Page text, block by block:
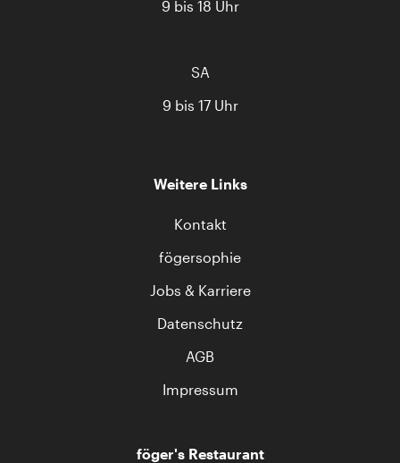
9 bis 18 Uhr
SA
9 bis 17 Uhr
Weitere Links
Kontakt
fögersophie
Jobs & Karriere
Datenschutz
AGB
Impressum
föger's Restaurant